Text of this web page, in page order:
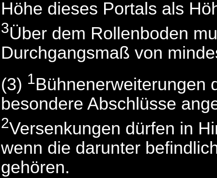
Höhe dieses Portals als
3Über dem Rollenboden
Durchgangsmaß von
(3) 1Bühnenerweiterungen
besondere Abschlüsse
2Versenkungen dürfen in
wenn die darunter
gehören.